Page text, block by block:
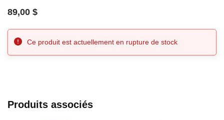
d’images
89,00 $
Ce produit est actuellement en rupture de stock
Produits associés